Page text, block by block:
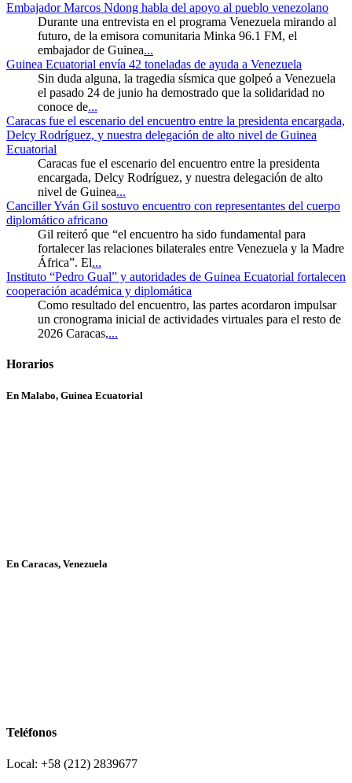
Embajador Marcos Ndong habla del apoyo al pueblo venezolano
Durante una entrevista en el programa Venezuela mirando al
futuro, de la emisora comunitaria Minka 96.1 FM, el
embajador de Guinea...
Guinea Ecuatorial envía 42 toneladas de ayuda a Venezuela
Sin duda alguna, la tragedia sísmica que golpeó a Venezuela
el pasado 24 de junio ha demostrado que la solidaridad no
conoce de...
Caracas fue el escenario del encuentro entre la presidenta encargada,
Delcy Rodríguez, y nuestra delegación de alto nivel de Guinea
Ecuatorial
Caracas fue el escenario del encuentro entre la presidenta
encargada, Delcy Rodríguez, y nuestra delegación de alto
nivel de Guinea...
Canciller Yván Gil sostuvo encuentro con representantes del cuerpo
diplomático africano
Gil reiteró que “el encuentro ha sido fundamental para
fortalecer las relaciones bilaterales entre Venezuela y la Madre
África”. El...
Instituto “Pedro Gual” y autoridades de Guinea Ecuatorial fortalecen
cooperación académica y diplomática
Como resultado del encuentro, las partes acordaron impulsar
un cronograma inicial de actividades virtuales para el resto de
2026 Caracas,...
Horarios
En Malabo, Guinea Ecuatorial
En Caracas, Venezuela
Teléfonos
Local: +58 (212) 2839677